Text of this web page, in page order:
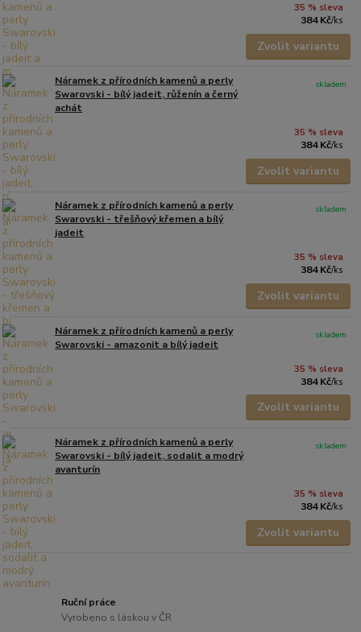
35 % sleva
384 Kč/ks
Zvolit variantu
Náramek z přírodních kamenů a perly
Swarovski - bílý jadeit, růženín a černý
achát
35 % sleva
384 Kč/ks
skladem
Zvolit variantu
Náramek z přírodních kamenů a perly
Swarovski - třešňový křemen a bílý
jadeit
35 % sleva
384 Kč/ks
skladem
Zvolit variantu
Náramek z přírodních kamenů a perly
Swarovski - amazonit a bílý jadeit
35 % sleva
384 Kč/ks
skladem
Zvolit variantu
Náramek z přírodních kamenů a perly
Swarovski - bílý jadeit, sodalit a modrý
avanturín
35 % sleva
384 Kč/ks
skladem
Zvolit variantu
Ruční práce
Vyrobeno s láskou v ČR